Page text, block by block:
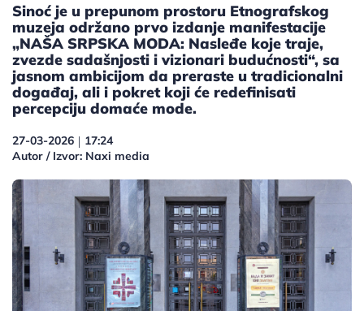
Sinoć je u prepunom prostoru Etnografskog
muzeja održano prvo izdanje manifestacije
„NAŠA SRPSKA MODA: Nasleđe koje traje,
zvezde sadašnjosti i vizionari budućnosti“, sa
jasnom ambicijom da preraste u tradicionalni
događaj, ali i pokret koji će redefinisati
percepciju domaće mode.
27-03-2026 | 17:24
Autor / Izvor: Naxi media